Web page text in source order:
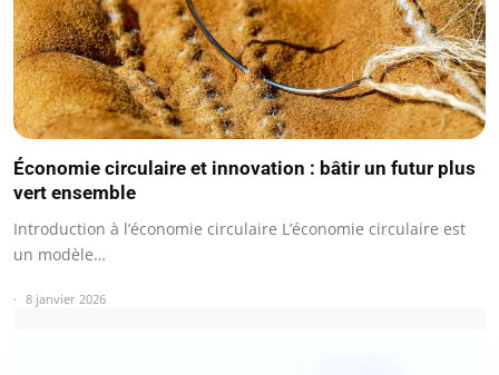
Économie circulaire et innovation : bâtir un futur plus
vert ensemble
Introduction à l’économie circulaire L’économie circulaire est
un modèle…
8 janvier 2026